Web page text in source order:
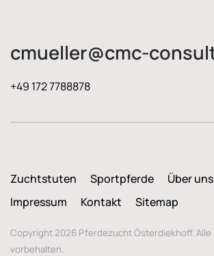
cmueller@cmc-
+49 172 7788878
Zuchtstuten Sportpferde Über uns
Impressum
Kontakt Sitemap
Copyright 2026 Pferdezucht Österdiekhoff. Alle
vorbehalten.